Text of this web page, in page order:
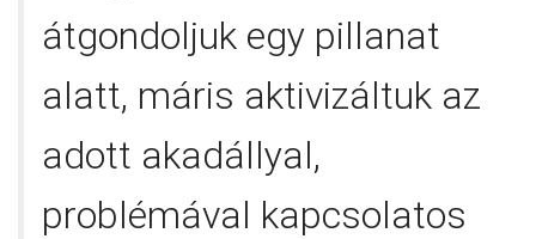
átgondoljuk egy pillanat
alatt, máris aktivizáltuk az
adott akadállyal,
problémával kapcsolatos